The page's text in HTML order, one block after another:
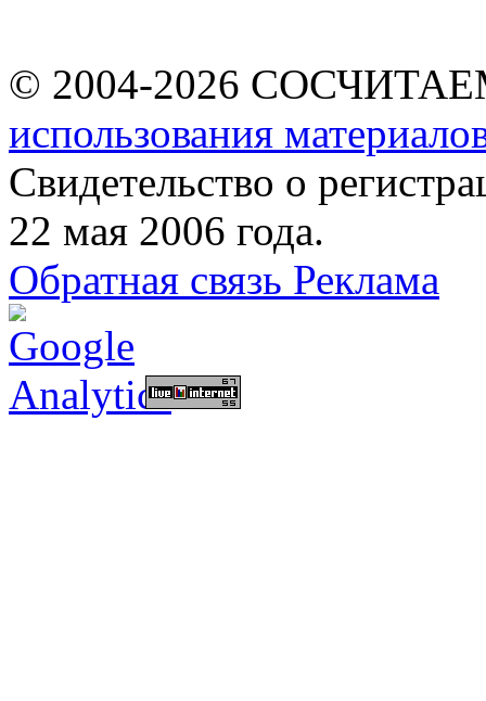
© 2004-2026
использования
Свидетельство о
22 мая 2006 года.
Обратная связь Реклама